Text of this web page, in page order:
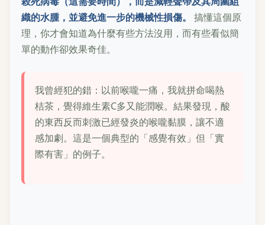
織的水腫，並避免進一步的機械性損傷。
搞懂這個原
理，你才會知道為什麼有些方法沒用，而有些看似簡
單的動作卻效果奇佳。
我曾經犯的錯：以前喉嚨一痛，我就拼命喝熱
桔茶，覺得維生素C多又能潤喉。結果發現，酸
的東西反而刺激已經發炎的喉嚨黏膜，讓不適
感加劇。這是一個典型的「感覺有效」但「實
際有害」的例子。